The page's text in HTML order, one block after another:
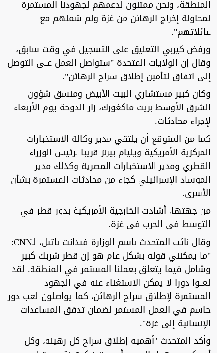
المنطقة، ونحن ممتنون لدعمهم لجهودنا المستمرة
لمحاولة إخراج الرهائن من غزة ولم شملهم مع
عائلاتهم".
ورفض كيربي التعليق على التسجيل في وقت سابق،
وقال إن الولايات المتحدة "ستواصل العمل على التوصل
إلى اتفاق لتأمين إطلاق سراح الرهائن".
وكان كبير مستشاري البيت الأبيض ومنسق شؤون
الشرق الأوسط بريت ماكغورك، زار الدوحة يوم الأربعاء
لإجراء محادثات.
كما من المتوقع أن يلتقي مدير وكالة الاستخبارات
المركزية الأمريكية ويليام بيرنز قريبا برئيس الوزراء
القطري ومدير الاستخبارات المصرية وكذلك مدير
الموساد الإسرائيلي كجزء من محادثات المستمرة بشأن
الأسرى.
من جهتها، أشادت الخارجية الأمريكية بدور قطر في
التوسط في الحرب في غزة.
وقال نائب المتحدث باسم الوزارة فيدانت باتيل، لـCNN:
"ما يمكنني قوله بشكل عام هو إن قطر شريك كبير
وشامل فيما يتعلق بعملنا المستمر في المنطقة. لقد
لعبوا دورا لا يمكن الاستغناء عنه في الجهود
المستمرة لإطلاق سراح الرهائن، كما يواصلون لعب دور
حاسم في العمل المستمر لضمان تدفق المساعدات
الإنسانية إلى غزة".
وأكد المتحدث "أهمية إطلاق سراح كل رهينة، وكل